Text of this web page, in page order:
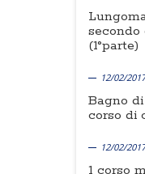
secondo
(1°parte)
12/02/2017
Bagno
corso di
12/02/2017
1 corso